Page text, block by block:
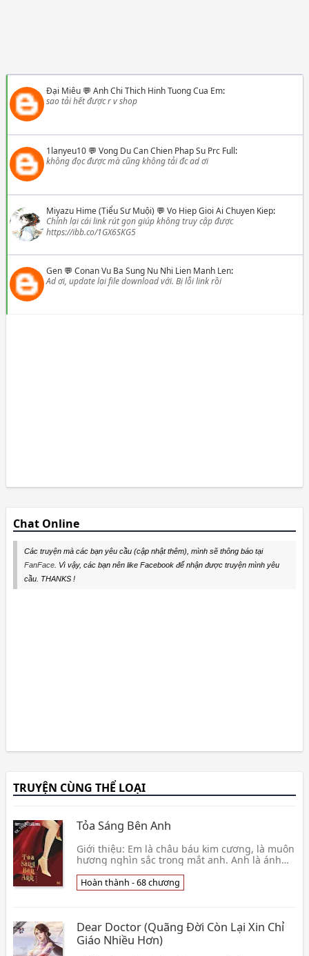
Đại Miêu💬 Anh Chi Thich Hinh Tuong Cua Em:
sao tải hết được r v shop
1lanyeu10💬 Vong Du Can Chien Phap Su Prc Full:
không đọc được mà cũng không tải đc ad ơi
Miyazu Hime (Tiểu Sư Muội) 💬 Vo Hiep Gioi Ai Chuyen Kiep:
Chỉnh lại cái link rút gọn giúp không truy cập được
https://ibb.co/1GX6SKG5
Gen💬 Conan Vu Ba Sung Nu Nhi Lien Manh Len:
Ad ơi, update lại file download với. Bị lỗi link rồi
Chat Online
Các truyện mà các bạn yêu cầu (cập nhật thêm), mình sẽ thông báo tại
FanFace. Vì vậy, các bạn nên like Facebook để nhận được truyện mình yêu
cầu. THANKS !
TRUYỆN CÙNG THỂ LOẠI
Tỏa Sáng Bên Anh
Giới thiệu: Em là châu báu kim cương, là muôn
hương nghìn sắc trong mắt anh. Anh là ánh
Thuần
Hoàn thành - 68 chương
Dear Doctor (Quãng Đời Còn Lại Xin Chỉ
Giáo Nhiều Hơn)